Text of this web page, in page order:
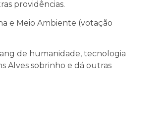
providências.
e Meio Ambiente (votação
de humanidade, tecnologia
Alves sobrinho e dá outras